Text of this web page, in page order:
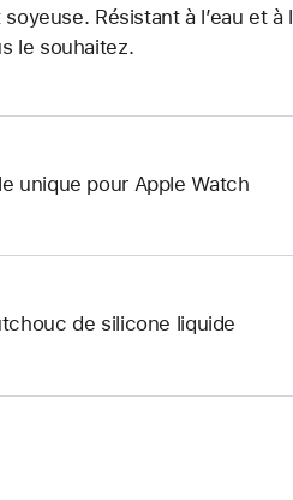
Résistant à l’eau et
le souhaitez.
unique pour Apple Watch
de silicone liquide